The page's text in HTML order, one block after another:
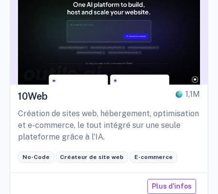
10Web 1,1M
Création de sites web, hébergement, optimisation
et e-commerce, le tout intégré sur une seule
plateforme grâce à l'IA.
No-Code Créateur de site web E-commerce
Plus d'infos